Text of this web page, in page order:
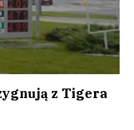
z Tigera